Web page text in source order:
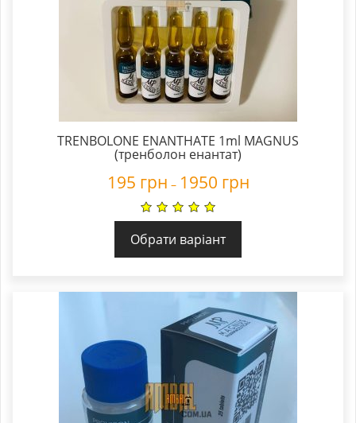
TRENBOLONE ENANTHATE 1ml MAGNUS
(тренболон енантат)
195 грн – 1950 грн
Обрати варіант